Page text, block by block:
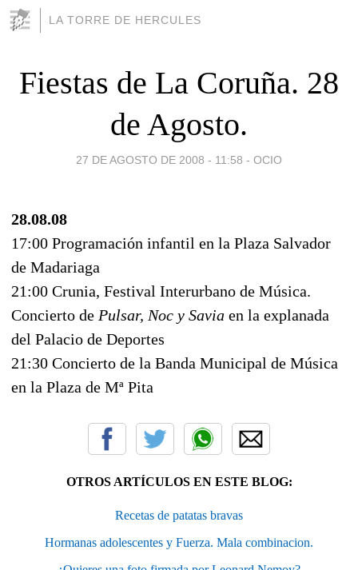
LA TORRE DE HERCULES
Fiestas de La Coruña. 28
de Agosto.
27 DE AGOSTO DE 2008 - 11:58 - OCIO
28.08.08
17:00 Programación infantil en la Plaza Salvador
de Madariaga
21:00 Crunia, Festival Interurbano de Música.
Concierto de Pulsar, Noc y Savia en la explanada
del Palacio de Deportes
21:30 Concierto de la Banda Municipal de Música
en la Plaza de Mª Pita
OTROS ARTÍCULOS EN ESTE BLOG:
Recetas de patatas bravas
Hormanas adolescentes y Fuerza. Mala combinacion.